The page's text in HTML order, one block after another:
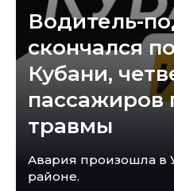
Водитель-
скончался
Кубани,
пассажиров
травмы
Авария произошла в
районе.